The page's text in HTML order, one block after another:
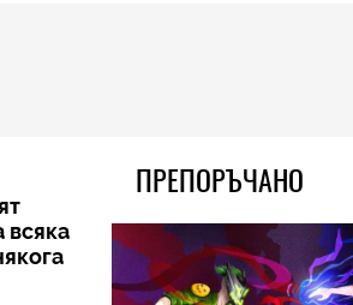
всяка
ПРЕПОРЪЧАНО